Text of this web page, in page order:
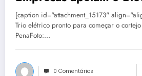
[caption id="attachment_15173"
Trio elétrico pronto para começar o
PenaFoto:…
0 Comentários